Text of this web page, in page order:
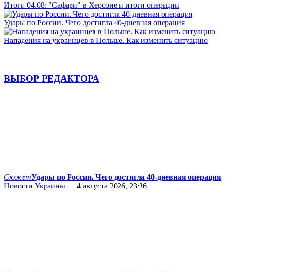
Итоги 04.08: "Сафари" в Херсоне и итоги операции
Удары по России. Чего достигла 40-дневная операция
Нападения на украинцев в Польше. Как изменить ситуацию
ВЫБОР РЕДАКТОРА
СюжетУдары по России. Чего достигла 40-дневная операция
Новости Украины — 4 августа 2026, 23:36